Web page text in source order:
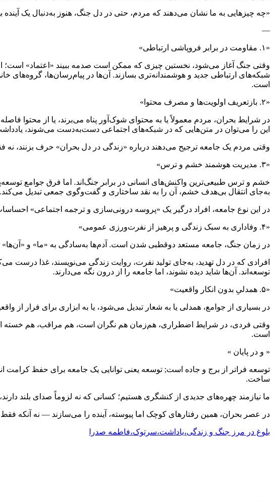
«چه چیزهایی به ما نشان می‌دهند که مردم، حتی در دل جنگ، هنوز به‌دنبال یک آینده
—
«۱. مقاومت در برابر فروپاشی ارتباطی»
وقتی جنگ آغاز می‌شود، نخستین چیزی که ممکن است صدمه ببیند «اعتماد» است؛
شبکه‌های ارتباطی جدید و هوشمندانه‌تری بسازند. آن‌ها در پیام‌رسان‌ها،
است.
«۲. بازتعریف اولویت‌ها و مصرف محتوا»
در شرایط بحران، مردم معمولاً یا به محتوای شوک‌آور پناه می‌برند، یا از
این را می‌توان در متن‌هایی که در شبکه‌های اجتماعی دست‌به‌دست می‌شوند،
وقتی مردم یک جامعه ترجیح می‌دهند درباره «زندگی در دل بحران» حرف بزنند، نه
«۳. مدیریت هوشمند خشم و ترس»
خشم و ترس طبیعی‌ترین واکنش‌های انسانی در برابر جنگ‌اند. اما فرق جوامع
به‌جای انتقال بی‌هدف خشم، آن را به نقد ساختاری و گفت‌وگوی جمعی تبدیل می‌کند.
در این نوع جامعه، افراد درگیر یک «پروسه درونی‌سازی و ترجمه اجتماعی»
«۴. وفاداری به سبک زندگی و پرهیز از نفرت‌ورزی عمومی»
در زمان جنگ، جامعه مستعد دوقطبی شدن است. آدم‌ها به‌سادگی به «ما» و «آن‌ها»
افرادی که در دل تهدید، به‌جای تولید نفرت، روایت زندگی می‌نویسند، غذا درست
توسعه‌اند. آن‌ها شاید دیده نشوند، اما جامعه را از درون نگه می‌دارند.
«۵. همدلیِ بدون انکار واقعیت»
در بسیاری از جوامع، همدلی یا به شعار تبدیل می‌شود، یا به ابزاری برای فرار از
وقتی فردی، در شرایط اضطراری، هم‌زمان هم نگران است، هم مراقب، هم خسته
است.
« و در پایان »
توسعه فراتر از برج و جاده است; توسعه یعنی توانایی یک جامعه برای حفظ
ساخت.
ما نیازمند چهره‌های جدیدی از کنشگری هستیم؛ کسانی که نه لزوماً صدای بلند
در عصر بحران، همین رفتارهای کوچک اما پیوسته، آینده را می‌سازند — نه آنکه فقط
بلوغ در مرز جنگ و زندگی،یاداشت،سرتوک،فاطمه صدرا